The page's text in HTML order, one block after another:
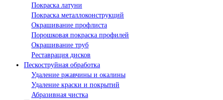
Покраска латуни
Покраска металлоконструкций
Окрашивание профлиста
Порошковая покраска профилей
Окрашивание труб
Реставрация дисков
Пескоструйная обработка
Удаление ржавчины и окалины
Удаление краски и покрытий
Абразивная чистка